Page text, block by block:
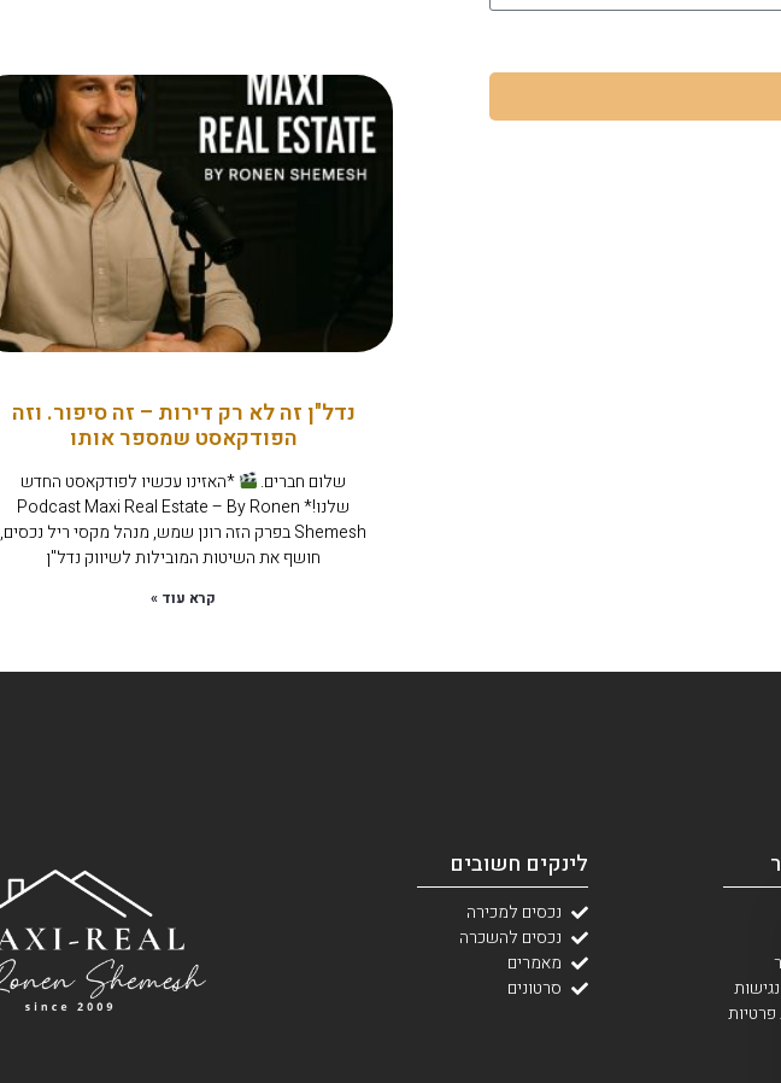
נדל"ן זה לא רק דירות – זה סיפור. וזה
הפודקאסט שמספר אותו
שלום חברים.
*האזינו עכשיו לפודקאסט החדש
שלנו!* Podcast Maxi Real Estate – By Ronen
Shemesh בפרק הזה רונן שמש, מנהל מקסי ריל נכסים,
חושף את השיטות המובילות לשיווק נדל"ן
קרא עוד »
פרטיות
לינקים חשובים
נכסים למכירה
נכסים להשכרה
מאמרים
סרטונים